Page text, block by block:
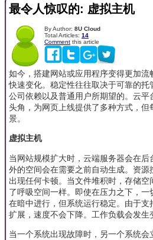
最令人惊叹的: 虚拟主机
By Author: 8U Cloud
Total Articles: 14
Comment this article
如今，搭建网站或应用程序变得更加
快速变化。稳定性往往取决于可靠的托
公司依赖以及普通用户所期望的。云
头角，为网页上线提供了多种方式，但
景。
虚拟主机
当网站规模扩大时，云端服务器会在
外的空间会在需要之前自动生成。资
出现任何卡顿。当文件堆积时，存储
了呼吸空间一样。即使在压力之下，
在暗中进行，但系统运行稳定。由于
扩展，速度不会下降。工作负载会发生
当一个系统出现故障时，另一个系统